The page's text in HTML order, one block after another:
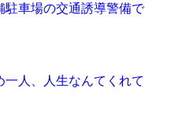
駐車場の交通誘導警備で
人、人生なんてくれて